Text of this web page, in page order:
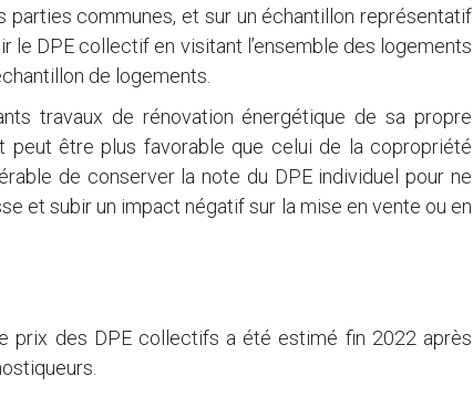
parties communes, et sur un échantillon représentatif
le DPE collectif en visitant l’ensemble des logements
de logements.
travaux de rénovation énergétique de sa propre
peut être plus favorable que celui de la copropriété
de conserver la note du DPE individuel pour ne
et subir un impact négatif sur la mise en vente ou en
prix des DPE collectifs a été estimé fin 2022 après